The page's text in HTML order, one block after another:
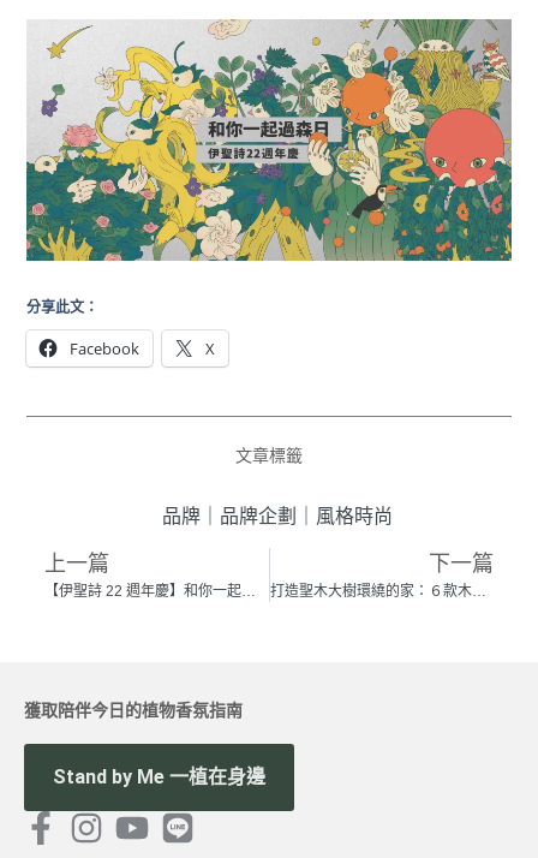
分享此文：
Facebook X
文章標籤
品牌 品牌企劃 風格時尚
上一篇
【伊聖詩 22 週年慶】和你一起過森日！讓明天從草樹花果中誕生
下一篇
打造聖木大樹環繞的家：６款木香調精油 ╳６種木質魂居家風
獲取陪伴今日的植物香氛指南
Stand by Me 一植在身邊